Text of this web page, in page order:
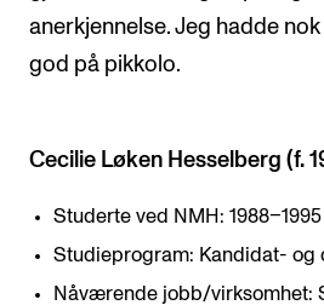
anerkjennelse. Jeg hadde
god på pikkolo.
Cecilie Løken Hesselberg (f.
Studerte ved NMH: 1988–1995
Studieprogram: Kandidat- og
Nåværende jobb/virksomhet: